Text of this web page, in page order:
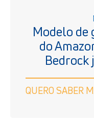
Modelo de
do
Bedrock
QUERO SABER